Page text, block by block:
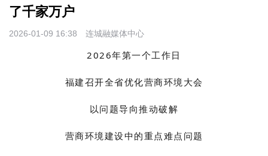
了千家万户
2026-01-09 16:38 连城融媒体中心
2026年第一个工作日
福建召开全省优化营商环境大会
以问题导向推动破解
营商环境建设中的重点难点问题